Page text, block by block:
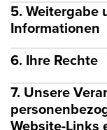
5. Weitergabe
Informationen
6. Ihre Rechte
7. Unsere
Website-Links